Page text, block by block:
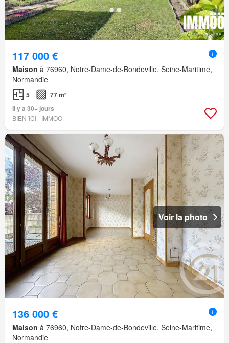
117 000 €
Maison à 76960, Notre-Dame-de-Bondeville, Seine-Maritime,
Normandie
5
77 m²
Il y a 30+ jours
BIEN´ICI - IMMOO
Voir la photo
136 000 €
Maison à 76960, Notre-Dame-de-Bondeville, Seine-Maritime,
Normandie